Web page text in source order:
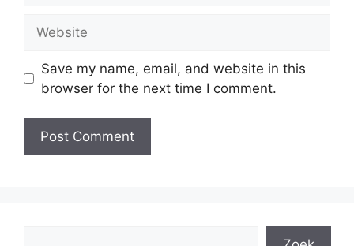
Save my name, email, and website in this
browser for the next time I comment.